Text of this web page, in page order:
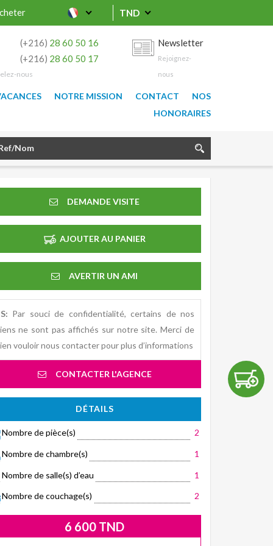
TND
(+216) 28 60 50 16
(+216) 28 60 50 17
nous
Newsletter
Rejoignez-
nous
NOTRE MISSION CONTACT
NOS
HONORAIRES
DEMANDE VISITE
AJOUTER AU PANIER
AVERTIR UN AMI
Par souci de confidentialité, certains de nos
ne sont pas affichés sur notre site. Merci de
vouloir nous contacter pour plus d’informations
CONTACTER L'AGENCE
DÉTAILS
Nombre de pièce(s) 2
Nombre de chambre(s) 1
Nombre de salle(s) d’eau 1
Nombre de couchage(s) 2
6 600 TND